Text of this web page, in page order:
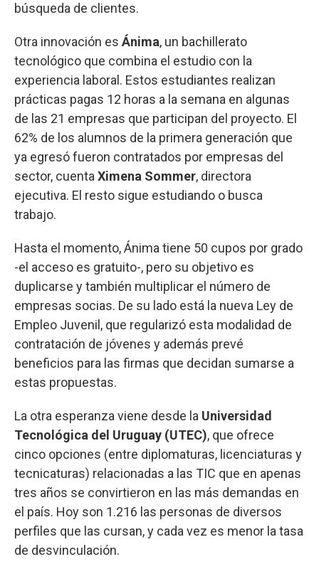
búsqueda de clientes.
Otra innovación es Ánima, un bachillerato
tecnológico que combina el estudio con la
experiencia laboral. Estos estudiantes realizan
prácticas pagas 12 horas a la semana en algunas
de las 21 empresas que participan del proyecto. El
62% de los alumnos de la primera generación que
ya egresó fueron contratados por empresas del
sector, cuenta Ximena Sommer, directora
ejecutiva. El resto sigue estudiando o busca
trabajo.
Hasta el momento, Ánima tiene 50 cupos por grado
-el acceso es gratuito-, pero su objetivo es
duplicarse y también multiplicar el número de
empresas socias. De su lado está la nueva Ley de
Empleo Juvenil, que regularizó esta modalidad de
contratación de jóvenes y además prevé
beneficios para las firmas que decidan sumarse a
estas propuestas.
La otra esperanza viene desde la Universidad
Tecnológica del Uruguay (UTEC), que ofrece
cinco opciones (entre diplomaturas, licenciaturas y
tecnicaturas) relacionadas a las TIC que en apenas
tres años se convirtieron en las más demandas en
el país. Hoy son 1.216 las personas de diversos
perfiles que las cursan, y cada vez es menor la tasa
de desvinculación.